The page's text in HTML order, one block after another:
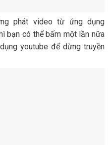
phát video từ ứng dụng
bạn có thể bấm một lần nữa
youtube để dừng truyền